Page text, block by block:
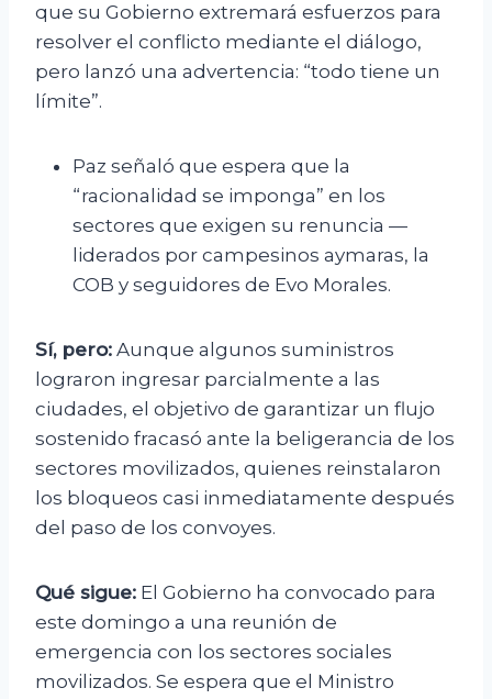
que su Gobierno extremará esfuerzos para
resolver el conflicto mediante el diálogo,
pero lanzó una advertencia: “todo tiene un
límite”.
Paz señaló que espera que la
“racionalidad se imponga” en los
sectores que exigen su renuncia —
liderados por campesinos aymaras, la
COB y seguidores de Evo Morales.
Sí, pero: Aunque algunos suministros
lograron ingresar parcialmente a las
ciudades, el objetivo de garantizar un flujo
sostenido fracasó ante la beligerancia de los
sectores movilizados, quienes reinstalaron
los bloqueos casi inmediatamente después
del paso de los convoyes.
Qué sigue: El Gobierno ha convocado para
este domingo a una reunión de
emergencia con los sectores sociales
movilizados. Se espera que el Ministro